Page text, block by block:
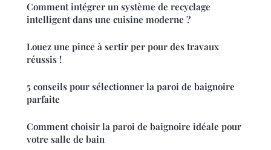
Comment intégrer un système de recyclage
intelligent dans une cuisine moderne ?
Louez une pince à sertir per pour des travaux
réussis !
5 conseils pour sélectionner la paroi de baignoire
parfaite
Comment choisir la paroi de baignoire idéale pour
votre salle de bain